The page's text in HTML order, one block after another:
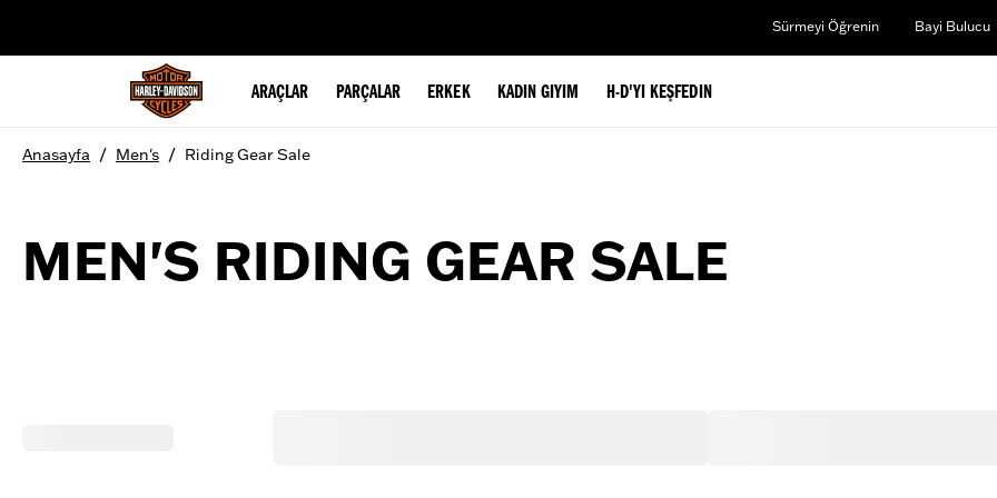
Sürmeyi Öğrenin Bayi Bulucu
ARAÇLAR PARÇALAR ERKEK KADIN GIYIM H-D'YI KEŞFEDIN
Anasayfa / Men's / Riding Gear Sale
MEN'S RIDING GEAR SALE